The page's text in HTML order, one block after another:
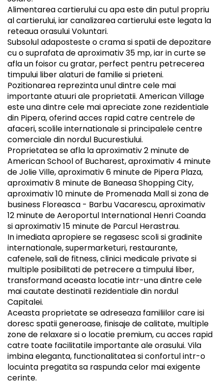
Alimentarea cartierului cu apa este din putul propriu
al cartierului, iar canalizarea cartierului este legata la
reteaua orasului Voluntari.
Subsolul adaposteste o crama si spatii de depozitare
cu o suprafata de aproximativ 35 mp, iar in curte se
afla un foisor cu gratar, perfect pentru petrecerea
timpului liber alaturi de familie si prieteni.
Pozitionarea reprezinta unul dintre cele mai
importante atuuri ale proprietatii. American Village
este una dintre cele mai apreciate zone rezidentiale
din Pipera, oferind acces rapid catre centrele de
afaceri, scolile internationale si principalele centre
comerciale din nordul Bucurestiului.
Proprietatea se afla la aproximativ 2 minute de
American School of Bucharest, aproximativ 4 minute
de Jolie Ville, aproximativ 6 minute de Pipera Plaza,
aproximativ 8 minute de Baneasa Shopping City,
aproximativ 10 minute de Promenada Mall si zona de
business Floreasca - Barbu Vacarescu, aproximativ
12 minute de Aeroportul International Henri Coanda
si aproximativ 15 minute de Parcul Herastrau.
In imediata apropiere se regasesc scoli si gradinite
internationale, supermarketuri, restaurante,
cafenele, sali de fitness, clinici medicale private si
multiple posibilitati de petrecere a timpului liber,
transformand aceasta locatie intr-una dintre cele
mai cautate destinatii rezidentiale din nordul
Capitalei.
Aceasta proprietate se adreseaza familiilor care isi
doresc spatii generoase, finisaje de calitate, multiple
zone de relaxare si o locatie premium, cu acces rapid
catre toate facilitatile importante ale orasului. Vila
imbina eleganta, functionalitatea si confortul intr-o
locuinta pregatita sa raspunda celor mai exigente
cerinte.